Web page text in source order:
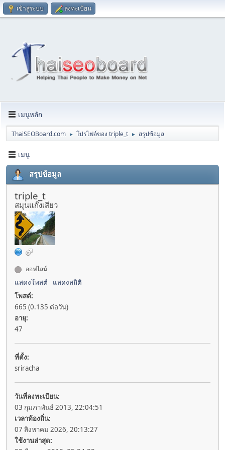
เข้าสู่ระบบ ลงทะเบียน
เมนูหลัก
ThaiSEOBoard.com ► โปรไฟล์ของ triple_t ► สรุปข้อมูล
เมนู
สรุปข้อมูล
triple_t
สมุนแก๊งเสียว
ออฟไลน์
แสดงโพสต์
แสดงสถิติ
โพสต์:
665 (0.135 ต่อวัน)
อายุ:
47
ที่ตั้ง:
sriracha
วันที่ลงทะเบียน:
03 กุมภาพันธ์ 2013, 22:04:51
เวลาท้องถิ่น:
07 สิงหาคม 2026, 20:13:27
ใช้งานล่าสุด: